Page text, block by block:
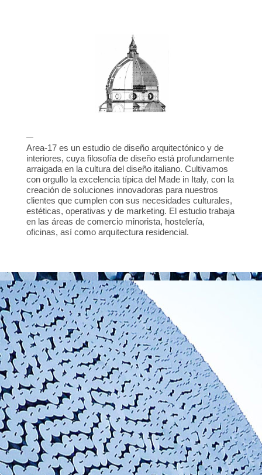
—
Area-17 es un estudio de diseño arquitectónico y de
interiores, cuya filosofía de diseño está profundamente
arraigada en la cultura del diseño italiano. Cultivamos
con orgullo la excelencia típica del Made in Italy, con la
creación de soluciones innovadoras para nuestros
clientes que cumplen con sus necesidades culturales,
estéticas, operativas y de marketing. El estudio trabaja
en las áreas de comercio minorista, hostelería,
oficinas, así como arquitectura residencial.